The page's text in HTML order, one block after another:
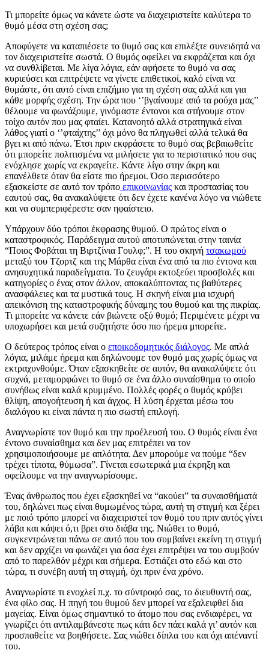
Τι μπορείτε όμως να κάνετε ώστε να διαχειριστείτε καλύτερα το
θυμό μέσα στη σχέση σας;
Αποφύγετε να καταπιέσετε το θυμό σας και επιλέξτε συνειδητά να
τον διαχειριστείτε σωστά. Ο θυμός οφείλει να εκφράζεται και όχι
να συνθλίβεται. Με λίγα λόγια, εάν αφήσετε το θυμό να σας
κυριεύσει και επιτρέψετε να γίνετε επιθετικοί, καλό είναι να
θυμάστε, ότι αυτό είναι επιζήμιο για τη σχέση σας αλλά και για
κάθε μορφής σχέση. Την ώρα που ‘’βγαίνουμε από τα ρούχα μας’’
θέλουμε να φωνάξουμε, γινόμαστε έντονοι και στήνουμε στον
τοίχο αυτόν που μας φταίει. Κατανοητό αλλά στρατηγικά είναι
λάθος γιατί ο ‘’φταίχτης’’ όχι μόνο θα πληγωθεί αλλά τελικά θα
βγει κι από πάνω. Έτσι πριν εκφράσετε το θυμό σας βεβαιωθείτε
ότι μπορείτε πολιτισμένα να μιλήσετε για το περιστατικό που σας
ενόχλησε χωρίς να εκραγείτε. Κάντε λίγο στην άκρη και
επανέλθετε όταν θα είστε πιο ήρεμοι. Όσο περισσότερο
εξασκείστε σε αυτό τον τρόπο επικοινωνίας και προστασίας του
εαυτού σας, θα ανακαλύψετε ότι δεν έχετε κανένα λόγο να νιώθετε
και να συμπεριφέρεστε σαν ηφαίστειο.
Υπάρχουν δύο τρόποι έκφρασης θυμού. Ο πρώτος είναι ο
καταστροφικός. Παράδειγμα αυτού αποτυπώνεται στην ταινία
“Ποιος Φοβάται τη Βιρτζίνια Γουλφ;”. Η του σκηνή τσακωμού
μεταξύ του Τζορτζ και της Μάρθα είναι ένα από τα πιο έντονα και
ανησυχητικά παραδείγματα. Το ζευγάρι εκτοξεύει προσβολές και
κατηγορίες ο ένας στον άλλον, αποκαλύπτοντας τις βαθύτερες
ανασφάλειες και τα μυστικά τους. Η σκηνή είναι μια ισχυρή
απεικόνιση της καταστροφικής δύναμης του θυμού και της πικρίας.
Τι μπορείτε να κάνετε εάν βιώνετε οξύ θυμό; Περιμένετε μέχρι να
υποχωρήσει και μετά συζητήστε όσο πιο ήρεμα μπορείτε.
Ο δεύτερος τρόπος είναι ο εποικοδομητικός διάλογος. Με απλά
λόγια, μιλάμε ήρεμα και δηλώνουμε τον θυμό μας χωρίς όμως να
εκτραχυνθούμε. Όταν εξασκηθείτε σε αυτόν, θα ανακαλύψετε ότι
συχνά, μεταμορφώνει το θυμό σε ένα άλλο συναίσθημα το οποίο
συνήθως είναι καλά κρυμμένο. Πολλές φορές ο θυμός κρύβει
θλίψη, απογοήτευση ή και άγχος. Η λύση έρχεται μέσω του
διαλόγου κι είναι πάντα η πιο σωστή επιλογή.
Αναγνωρίστε τον θυμό και την προέλευσή του. Ο θυμός είναι ένα
έντονο συναίσθημα και δεν μας επιτρέπει να τον
χρησιμοποιήσουμε με απλότητα. Δεν μπορούμε να πούμε “δεν
τρέχει τίποτα, θύμωσα”. Γίνεται εσωτερικά μια έκρηξη και
οφείλουμε να την αναγνωρίσουμε.
Ένας άνθρωπος που έχει εξασκηθεί να “ακούει” τα συναισθήματά
του, δηλώνει πως είναι θυμωμένος τώρα, αυτή τη στιγμή και ξέρει
με ποιό τρόπο μπορεί να διαχειριστεί τον θυμό του πριν αυτός γίνει
λάβα και κάψει ό,τι βρει στο διάβα της. Νιώθει το θυμό,
συγκεντρώνεται πάνω σε αυτό που του συμβαίνει εκείνη τη στιγμή
και δεν αρχίζει να φωνάζει για όσα έχει επιτρέψει να του συμβούν
από το παρελθόν μέχρι και σήμερα. Εστιάζει στο εδώ και στο
τώρα, τι συνέβη αυτή τη στιγμή, όχι πριν ένα χρόνο.
Αναγνωρίστε τι ενοχλεί π.χ. το σύντροφό σας, το διευθυντή σας,
ένα φίλο σας. Η πηγή του θυμού δεν μπορεί να εξαλειφθεί δια
μαγείας. Είναι όμως σημαντικό το άτομο που σας ενδιαφέρει, να
γνωρίζει ότι αντιλαμβάνεστε πως κάτι δεν πάει καλά γι’ αυτόν και
προσπαθείτε να βοηθήσετε. Σας νιώθει δίπλα του και όχι απέναντί
του.